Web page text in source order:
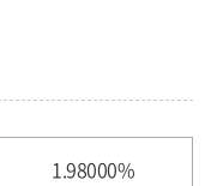
1.98000%